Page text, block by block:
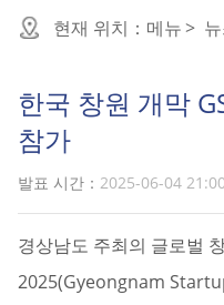
현재 위치： 메뉴>
한국 창원 개막
참가
발표 시간： 2025-06-04
경상남도 주최의 글로벌
2025(Gyeongnam